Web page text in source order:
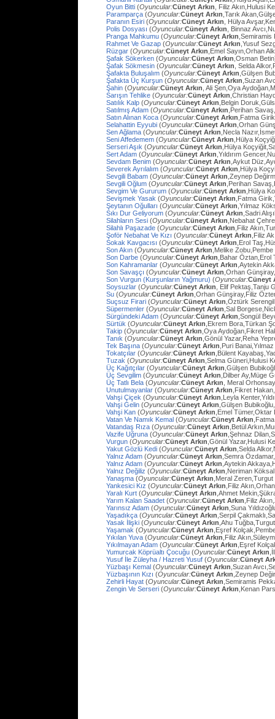
Oyun Bitti (Oyuncular:Cüneyt Arkın , Filiz Akın,Hulusi
Paramparça (Oyuncular:Cüneyt Arkın ,Tarık
Paranın Esiri (Oyuncular:Cüneyt Arkın , Hülya
Polis Dosyası (Oyuncular:Cüneyt Arkın , Binnaz
Pranga Mahkumu (Oyuncular:Cüneyt Arkın
Rahmet Ve Gazap (Oyuncular:Cüneyt Arkın ,Yusuf
Rüzgar (Oyuncular:Cüneyt Arkın ,Emel Sayın,Orhan
Şafak Sökerken (Oyuncular:Cüneyt Arkın ,Osman
Şafak Sökmesin (Oyuncular:Cüneyt Arkın , Selda
Şafakta Buluşalım (Oyuncular:Cüneyt Arkın ,Gülşen
Şafakta Üç Kurşun (Oyuncular:Cüneyt Arkın ,Suzan
Şahin (Oyuncular:Cüneyt Arkın , Ali Şen,Oya
Sarışın Tehlike (Oyuncular:Cüneyt Arkın ,Christian
Satılık Kalp (Oyuncular:Cüneyt Arkın ,Belgin
Satılmış Adam (Oyuncular:Cüneyt Arkın ,Perihan
Satın Alınan Koca (Oyuncular:Cüneyt Arkın ,Fatma
Selahattin Eyyubi (Oyuncular:Cüneyt Arkın ,Orhan
Sen Ağlama (Oyuncular:Cüneyt Arkın ,Necla
Seni Affedemem (Oyuncular:Cüneyt Arkın ,Hülya
Serseri Aşık (Oyuncular:Cüneyt Arkın ,Hülya
Sert Adam (Oyuncular:Cüneyt Arkın ,Yıldırım
Sevdam Benim (Oyuncular:Cüneyt Arkın ,Aykut
Severek Ayrılalım (Oyuncular:Cüneyt Arkın ,Hülya
Sevgili Babam (Oyuncular:Cüneyt Arkın ,Zeynep
Sevgili Oğlum (Oyuncular:Cüneyt Arkın ,Perihan
Sevgim Ve Gururum (Oyuncular:Cüneyt Arkın ,Hülya
Sevişmek Yasak (Oyuncular:Cüneyt Arkın ,Fatma
Şeytanın Oğulları (Oyuncular:Cüneyt Arkın ,Yılmaz
Sıkı Dur Geliyorum (Oyuncular:Cüneyt Arkın ,Sadri
Silahların Sesi (Oyuncular:Cüneyt Arkın ,Nebahat
Silahlı Paşazade (Oyuncular:Cüneyt Arkın ,Filiz
Şoför Nebahat Ve Kızı (Oyuncular:Cüneyt Arkın ,Filiz
Sokak Kavgacısı (Oyuncular:Cüneyt Arkın ,Erol
Son Akın (Oyuncular:Cüneyt Arkın ,Melike
Son Darbe (Oyuncular:Cüneyt Arkın ,Bahar Öztan,Erol
Son Kahramanlar (Oyuncular:Cüneyt Arkın ,Aytekin
Son Savaşçı (Oyuncular:Cüneyt Arkın ,Orhan
Son Vurgun (Kurşunların Yağmuru) (Oyuncular:Cüneyt
Soysuzlar (Oyuncular:Cüneyt Arkın , Elif Pektaş,Tanju
Su (Oyuncular:Cüneyt Arkın ,Orhan Günşiray,Filiz
Suçsuz Firari (Oyuncular:Cüneyt Arkın ,Öztürk
Süpermenler (Oyuncular:Cüneyt Arkın ,Sal
Sürgündeki Adam (Oyuncular:Cüneyt Arkın ,Songül
Sürtük (Oyuncular:Cüneyt Arkın ,Ekrem Bora,Türkan
Takip (Oyuncular:Cüneyt Arkın ,Oya Aydoğan,Fikret
Tanık (Oyuncular:Cüneyt Arkın ,Gönül Yazar,Reha
Tek Başına (Oyuncular:Cüneyt Arkın ,Puri
Tokatçılar (Oyuncular:Cüneyt Arkın ,Bülent
Tuzak (Oyuncular:Cüneyt Arkın ,Selma Güneri,Hulusi
Üç Kağıtçılar (Oyuncular:Cüneyt Arkın ,Gülşen
Üç Sevgilim (Oyuncular:Cüneyt Arkın ,Dilber Ay,Müge
Üç Tatlı Bela (Oyuncular:Cüneyt Arkın , Meral
Unutulmayanlar (Oyuncular:Cüneyt Arkın ,Fikret
Vahşi Çiçek (Oyuncular:Cüneyt Arkın ,Leyla
Vahşi Gelin (Oyuncular:Cüneyt Arkın ,Gülşen
Vahşi Kan (Oyuncular:Cüneyt Arkın ,Emel
Vatan Ve Namık Kemal (Oyuncular:Cüneyt Arkın
Vatandaş Rıza (Oyuncular:Cüneyt Arkın ,Betül
Vazife Uğruna (Oyuncular:Cüneyt Arkın ,Şehnaz
Vurgun (Oyuncular:Cüneyt Arkın ,Gönül Yazar,Hulusi
Yakut Gözlü Kedi (Oyuncular:Cüneyt Arkın ,Selda
Yalnız Adam (Oyuncular:Cüneyt Arkın ,Semra
Yalnız Adam (Oyuncular:Cüneyt Arkın ,Aytekin
Yalnız Değiliz (Oyuncular:Cüneyt Arkın ,Neriman
Yanaşma (Oyuncular:Cüneyt Arkın ,Meral
Yankesici Kız (Oyuncular:Cüneyt Arkın ,Filiz
Yaralı Kurt (Oyuncular:Cüneyt Arkın ,Ahmet
Yarım Kalan Saadet (Oyuncular:Cüneyt Arkın ,Filiz
Yarınsız Adam (Oyuncular:Cüneyt Arkın ,Suna
Yaşadıkça (Oyuncular:Cüneyt Arkın ,Serpil
Yasak İlişki (Oyuncular:Cüneyt Arkın ,Ahu
Yaşamak (Oyuncular:Cüneyt Arkın ,Eşref
Yıkılan Yuva (Oyuncular:Cüneyt Arkın ,Filiz
Yıkılmayan Adam (Oyuncular:Cüneyt Arkın ,Eşref
Yumurcak Köprüaltı Çocuğu (Oyuncular:Cüneyt Arkın
Yusuf İle Züleyha / Hazreti Yusuf (Oyuncular:Cüneyt
Yüzbaşı Kemal (Oyuncular:Cüneyt Arkın ,Suzan
Yüzbaşının Kızı (Oyuncular:Cüneyt Arkın ,Zeynep
Zehirli Hayat (Oyuncular:Cüneyt Arkın ,Semiramis
Zengin Ve Serseri (Oyuncular:Cüneyt Arkın ,Kenan